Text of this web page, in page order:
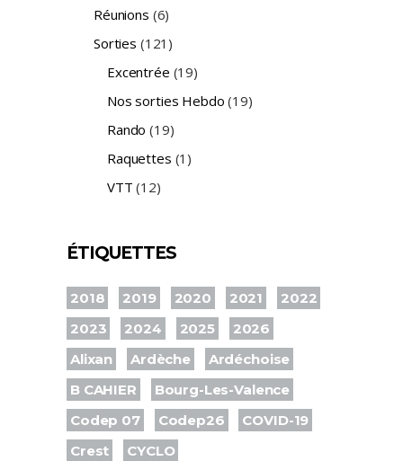
Réunions (6)
Sorties (121)
Excentrée (19)
Nos sorties Hebdo (19)
Rando (19)
Raquettes (1)
VTT (12)
ÉTIQUETTES
2018 2019 2020 2021
2022
2023
2024 2025
2026
Alixan
Ardèche
Ardéchoise
B CAHIER
Bourg-Les-Valence
Codep 07
Codep26
COVID-19
Crest
CYCLO